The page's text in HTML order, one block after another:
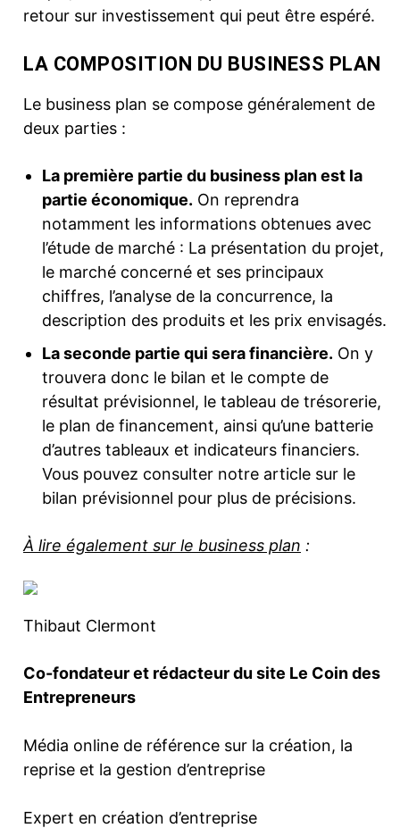
retour sur investissement qui peut être espéré.
LA COMPOSITION DU BUSINESS PLAN
Le business plan se compose généralement de
deux parties :
La première partie du business plan est la
partie économique. On reprendra
notamment les informations obtenues avec
l’étude de marché : La présentation du projet,
le marché concerné et ses principaux
chiffres, l’analyse de la concurrence, la
description des produits et les prix envisagés.
La seconde partie qui sera financière. On y
trouvera donc le bilan et le compte de
résultat prévisionnel, le tableau de trésorerie,
le plan de financement, ainsi qu’une batterie
d’autres tableaux et indicateurs financiers.
Vous pouvez consulter notre article sur le
bilan prévisionnel pour plus de précisions.
À lire également sur le business plan :
Thibaut Clermont
Co-fondateur et rédacteur du site Le Coin des
Entrepreneurs
Média online de référence sur la création, la
reprise et la gestion d’entreprise
Expert en création d’entreprise